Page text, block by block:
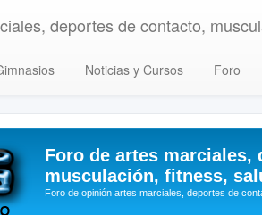
deportes de contacto,
Noticias y Cursos Foro
Foro de artes marciales,
musculación, fitness,
Foro de opinión artes marciales, deportes de